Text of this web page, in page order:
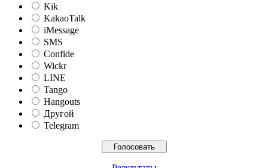
Kik
KakaoTalk
iMessage
SMS
Confide
Wickr
LINE
Tango
Hangouts
Другой
Telegram